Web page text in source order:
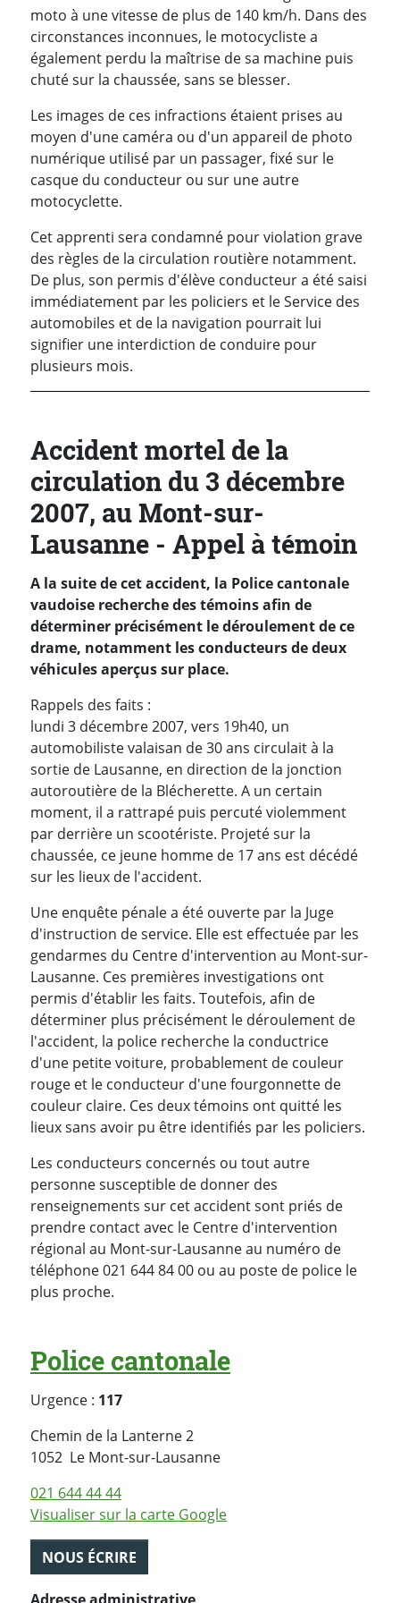
moto à une vitesse de plus de 140 km/h. Dans des
circonstances inconnues, le motocycliste a
également perdu la maîtrise de sa machine puis
chuté sur la chaussée, sans se blesser.
Les images de ces infractions étaient prises au
moyen d'une caméra ou d'un appareil de photo
numérique utilisé par un passager, fixé sur le
casque du conducteur ou sur une autre
motocyclette.
Cet apprenti sera condamné pour violation grave
des règles de la circulation routière notamment.
De plus, son permis d'élève conducteur a été saisi
immédiatement par les policiers et le Service des
automobiles et de la navigation pourrait lui
signifier une interdiction de conduire pour
plusieurs mois.
Accident mortel de la
circulation du 3 décembre
2007, au Mont-sur-
Lausanne - Appel à témoin
A la suite de cet accident, la Police cantonale
vaudoise recherche des témoins afin de
déterminer précisément le déroulement de ce
drame, notamment les conducteurs de deux
véhicules aperçus sur place.
Rappels des faits :
lundi 3 décembre 2007, vers 19h40, un
automobiliste valaisan de 30 ans circulait à la
sortie de Lausanne, en direction de la jonction
autoroutière de la Blécherette. A un certain
moment, il a rattrapé puis percuté violemment
par derrière un scootériste. Projeté sur la
chaussée, ce jeune homme de 17 ans est décédé
sur les lieux de l'accident.
Une enquête pénale a été ouverte par la Juge
d'instruction de service. Elle est effectuée par les
gendarmes du Centre d'intervention au Mont-sur-
Lausanne. Ces premières investigations ont
permis d'établir les faits. Toutefois, afin de
déterminer plus précisément le déroulement de
l'accident, la police recherche la conductrice
d'une petite voiture, probablement de couleur
rouge et le conducteur d'une fourgonnette de
couleur claire. Ces deux témoins ont quitté les
lieux sans avoir pu être identifiés par les policiers.
Les conducteurs concernés ou tout autre
personne susceptible de donner des
renseignements sur cet accident sont priés de
prendre contact avec le Centre d'intervention
régional au Mont-sur-Lausanne au numéro de
téléphone 021 644 84 00 ou au poste de police le
plus proche.
Police cantonale
Urgence : 117
Chemin de la Lanterne 2
1052 Le Mont-sur-LausanneSuisse
021 644 44 44
Visualiser sur la carte Google
NOUS ÉCRIRE